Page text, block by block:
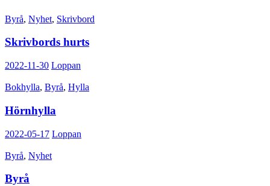
Byrå, Nyhet, Skrivbord
Skrivbords hurts
2022-11-30 Loppan
Bokhylla, Byrå, Hylla
Hörnhylla
2022-05-17 Loppan
Byrå, Nyhet
Byrå